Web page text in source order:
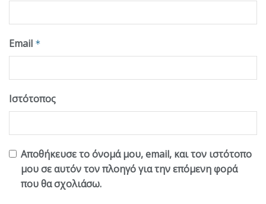
Email *
Ιστότοπος
Αποθήκευσε το όνομά μου, email, και τον ιστότοπο
μου σε αυτόν τον πλοηγό για την επόμενη φορά
που θα σχολιάσω.